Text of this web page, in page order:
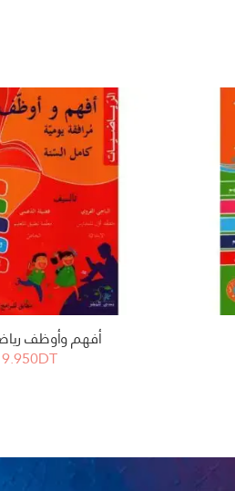
أفهم وأوظف
9.950DT